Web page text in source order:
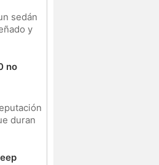
sedán
y
no
duran